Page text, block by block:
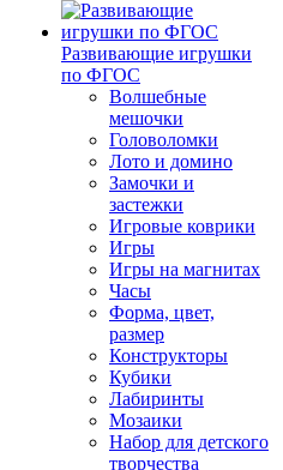
Развивающие игрушки
по ФГОС
Волшебные
мешочки
Головоломки
Лото и домино
Замочки и
застежки
Игровые коврики
Игры
Игры на магнитах
Часы
Форма, цвет,
размер
Конструкторы
Кубики
Лабиринты
Мозаики
Набор для детского
творчества